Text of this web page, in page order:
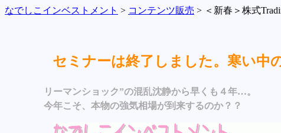
なでしこインベストメント > コンテンツ販売 > ＜新春＞株式
セミナーは終了しました。寒い中
リーマンショック”の混乱沈静から早くも４年…。
今年こそ、本物の強気相場が到来するのか？？